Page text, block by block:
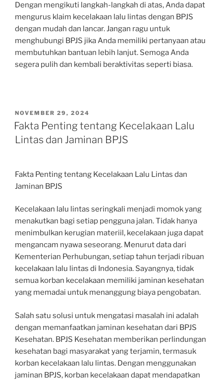
Dengan mengikuti langkah-langkah di atas, Anda dapat
mengurus klaim kecelakaan lalu lintas dengan BPJS
dengan mudah dan lancar. Jangan ragu untuk
menghubungi BPJS jika Anda memiliki pertanyaan atau
membutuhkan bantuan lebih lanjut. Semoga Anda
segera pulih dan kembali beraktivitas seperti biasa.
POSTED
ON
NOVEMBER 29, 2024
Fakta Penting tentang Kecelakaan Lalu
Lintas dan Jaminan BPJS
Fakta Penting tentang Kecelakaan Lalu Lintas dan
Jaminan BPJS
Kecelakaan lalu lintas seringkali menjadi momok yang
menakutkan bagi setiap pengguna jalan. Tidak hanya
menimbulkan kerugian materiil, kecelakaan juga dapat
mengancam nyawa seseorang. Menurut data dari
Kementerian Perhubungan, setiap tahun terjadi ribuan
kecelakaan lalu lintas di Indonesia. Sayangnya, tidak
semua korban kecelakaan memiliki jaminan kesehatan
yang memadai untuk menanggung biaya pengobatan.
Salah satu solusi untuk mengatasi masalah ini adalah
dengan memanfaatkan jaminan kesehatan dari BPJS
Kesehatan. BPJS Kesehatan memberikan perlindungan
kesehatan bagi masyarakat yang terjamin, termasuk
korban kecelakaan lalu lintas. Dengan menggunakan
jaminan BPJS, korban kecelakaan dapat mendapatkan